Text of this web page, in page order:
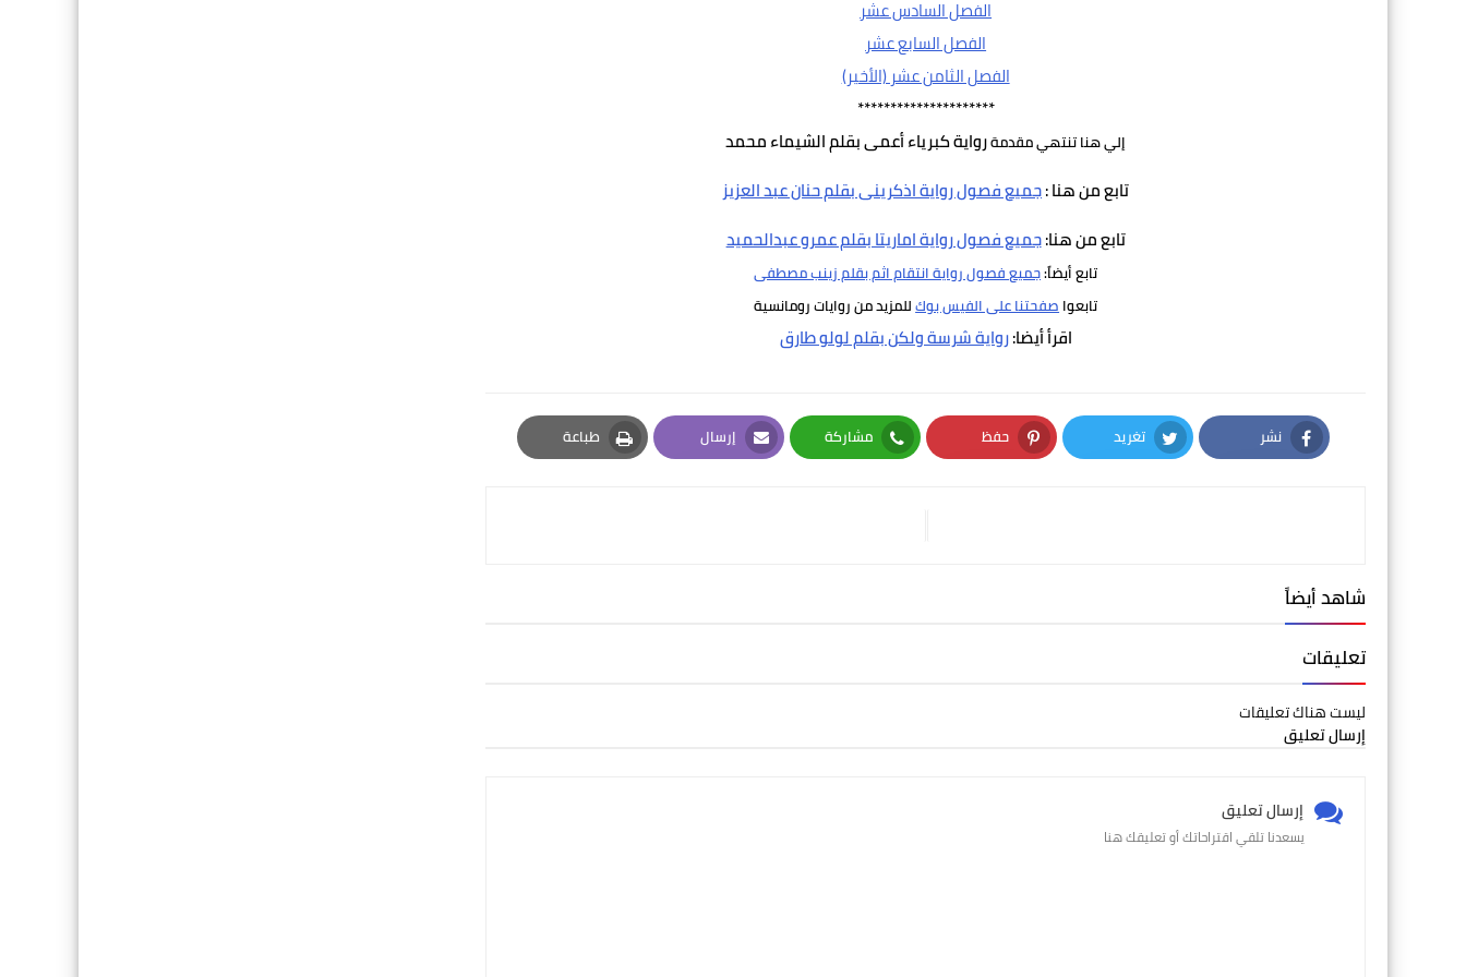
الفصل السادس عشر
الفصل السابع عشر
الفصل الثامن عشر (الأخير)
*********************
إلي هنا تنتهي مقدمةرواية كبرياء أعمى بقلم الشيماء محمد
تابع من هنا :جميع فصول رواية اذكرينى بقلم حنان عبد العزيز
تابع من هنا:جميع فصول رواية اماريتا بقلم عمرو عبدالحميد
تابع أيضاً:جميع فصول رواية انتقام اثم بقلم زينب مصطفى
تابعواصفحتنا على الفيس بوكللمزيد من روايات رومانسية
اقرأ أيضا:رواية شرسة ولكن بقلم لولو طارق
نشر
Facebook
تغريد
Twitter
حفظ
Pinterest
مشاركة
Whatsapp
إرسال
Email
طباعة
Print
شاهد أيضاً
تعليقات
ليست هناك تعليقات
إرسال تعليق
إرسال تعليق
يسعدنا تلقي اقتراحاتك أو تعليقك هنا